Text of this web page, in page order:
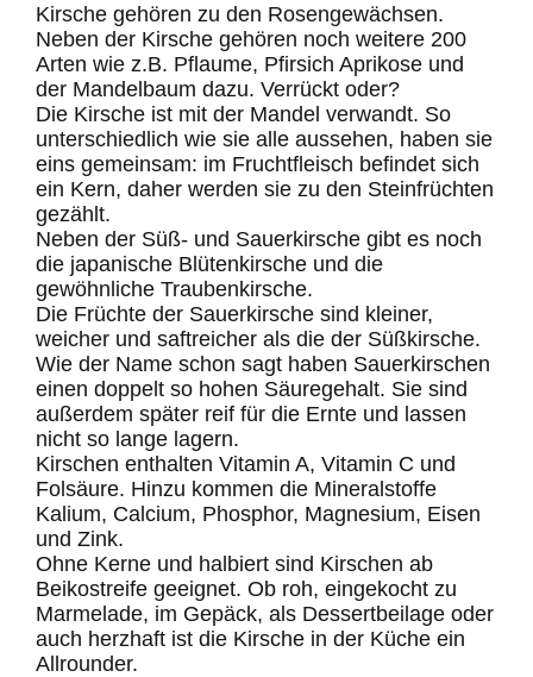
Kirsche gehören zu den Rosengewächsen.
Neben der Kirsche gehören noch weitere 200
Arten wie z.B. Pflaume, Pfirsich Aprikose und
der Mandelbaum dazu. Verrückt oder?
Die Kirsche ist mit der Mandel verwandt. So
unterschiedlich wie sie alle aussehen, haben sie
eins gemeinsam: im Fruchtfleisch befindet sich
ein Kern, daher werden sie zu den Steinfrüchten
gezählt.
Neben der Süß- und Sauerkirsche gibt es noch
die japanische Blütenkirsche und die
gewöhnliche Traubenkirsche.
Die Früchte der Sauerkirsche sind kleiner,
weicher und saftreicher als die der Süßkirsche.
Wie der Name schon sagt haben Sauerkirschen
einen doppelt so hohen Säuregehalt. Sie sind
außerdem später reif für die Ernte und lassen
nicht so lange lagern.
Kirschen enthalten Vitamin A, Vitamin C und
Folsäure. Hinzu kommen die Mineralstoffe
Kalium, Calcium, Phosphor, Magnesium, Eisen
und Zink.
Ohne Kerne und halbiert sind Kirschen ab
Beikostreife geeignet. Ob roh, eingekocht zu
Marmelade, im Gepäck, als Dessertbeilage oder
auch herzhaft ist die Kirsche in der Küche ein
Allrounder.